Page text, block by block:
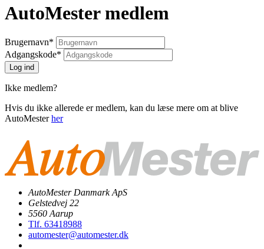
AutoMester medlem
Brugernavn*
Adgangskode*
Ikke medlem?
Hvis du ikke allerede er medlem, kan du læse mere om at blive
AutoMesterher
AutoMester Danmark ApS
Gelstedvej 22
5560 Aarup
Tlf. 63418988
automester@automester.dk